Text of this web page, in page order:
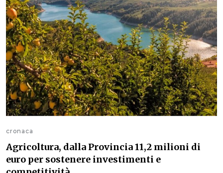
cronaca
Agricoltura, dalla Provincia 11,2 milioni di
euro per sostenere investimenti e